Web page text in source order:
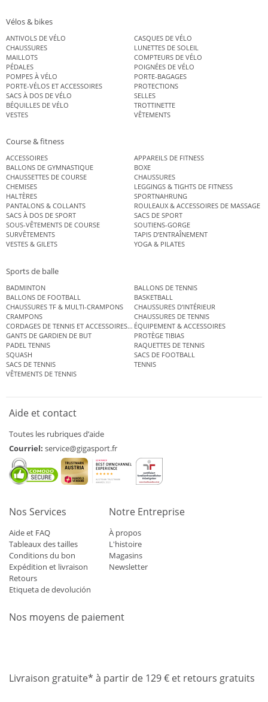
Vélos & bikes
ANTIVOLS DE VÉLO
CASQUES DE VÉLO
CHAUSSURES
LUNETTES DE SOLEIL
MAILLOTS
COMPTEURS DE VÉLO
PÉDALES
POIGNÉES DE VÉLO
POMPES À VÉLO
PORTE-BAGAGES
PORTE-VÉLOS ET ACCESSOIRES
PROTECTIONS
SACS À DOS DE VÉLO
SELLES
BÉQUILLES DE VÉLO
TROTTINETTE
VESTES
VÊTEMENTS
Course & fitness
ACCESSOIRES
APPAREILS DE FITNESS
BALLONS DE GYMNASTIQUE
BOXE
CHAUSSETTES DE COURSE
CHAUSSURES
CHEMISES
LEGGINGS & TIGHTS DE FITNESS
HALTÈRES
SPORTNAHRUNG
PANTALONS & COLLANTS
ROULEAUX & ACCESSOIRES DE MASSAGE
SACS À DOS DE SPORT
SACS DE SPORT
SOUS-VÊTEMENTS DE COURSE
SOUTIENS-GORGE
SURVÊTEMENTS
TAPIS D’ENTRAÎNEMENT
VESTES & GILETS
YOGA & PILATES
Sports de balle
BADMINTON
BALLONS DE TENNIS
BALLONS DE FOOTBALL
BASKETBALL
CHAUSSURES TF & MULTI-CRAMPONS
CHAUSSURES D’INTÉRIEUR
CRAMPONS
CHAUSSURES DE TENNIS
CORDAGES DE TENNIS ET ACCESSOIRES DE TENNISÉQUIPEMENT & ACCESSOIRES
GANTS DE GARDIEN DE BUT
PROTÈGE TIBIAS
PADEL TENNIS
RAQUETTES DE TENNIS
SQUASH
SACS DE FOOTBALL
SACS DE TENNIS
TENNIS
VÊTEMENTS DE TENNIS
Aide et contact
Toutes les rubriques d’aide
Courriel: service@gigasport.fr
Nos Services
Aide et FAQ
Tableaux des tailles
Conditions du bon
Expédition et livraison
Retours
Etiqueta de devolución
Notre Entreprise
À propos
L'histoire
Magasins
Newsletter
Nos moyens de paiement
Livraison gratuite* à partir de 129 € et retours gratuits